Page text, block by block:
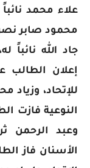
علاء محمد
محمود صابر
جاد الله نائباً
إعلان الطالب
للإتحاد، وزياد
النوعية فازت
وعبد الرحمن
الأسنان فاز